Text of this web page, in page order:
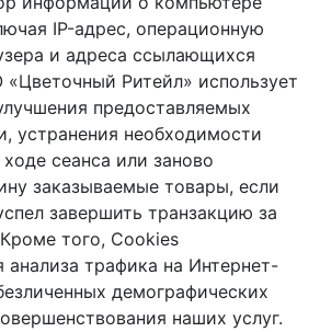
IP-адрес, операционную
и адреса ссылающихся
Ритейл» использует
предоставляемых
устранения необходимости
сеанса или заново
заказываемые товары, если
завершить транзакцию за
того, Cookies
анализа трафика на Интернет-
демографических
наших услуг.